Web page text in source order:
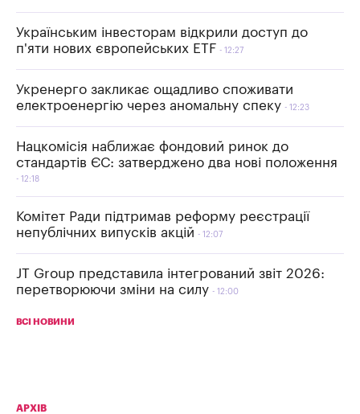
Українським інвесторам відкрили доступ до
п'яти нових європейських ETF
12:27
Укренерго закликає ощадливо споживати
електроенергію через аномальну спеку
12:23
Нацкомісія наближає фондовий ринок до
стандартів ЄС: затверджено два нові положення
12:18
Комітет Ради підтримав реформу реєстрації
непублічних випусків акцій
12:07
JT Group представила інтегрований звіт 2026:
перетворюючи зміни на силу
12:00
ВСІ НОВИНИ
АРХІВ